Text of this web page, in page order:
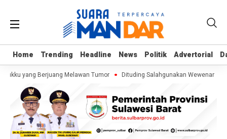
Home Trending Headline News Politik Advertorial
Home Trending Headline News Politik Advertorial
yang Berjuang Melawan Tumor Dituding Salahgunakan Wewenang